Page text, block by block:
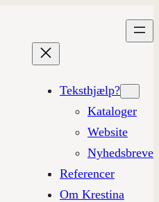
Teksthjælp?
Kataloger
Website
Nyhedsbreve
Referencer
Om Krestina